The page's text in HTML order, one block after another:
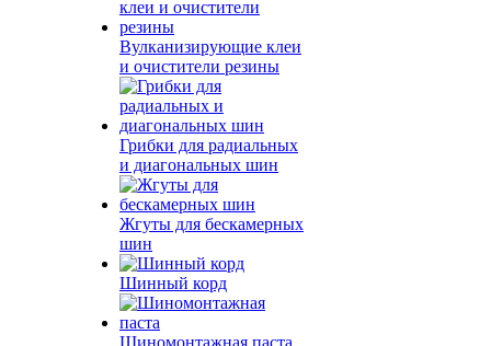
Вулканизирующие клеи
и очистители резины
Грибки для радиальных
и диагональных шин
Жгуты для бескамерных
шин
Шинный корд
Шиномонтажная паста